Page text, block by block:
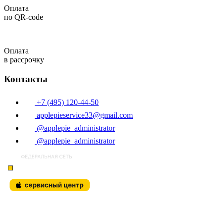
Оплата
по QR-code
Оплата
в рассрочку
Контакты
+7 (495) 120-44-50
applepieservice33@gmail.com
@applepie_administrator
@applepie_administrator